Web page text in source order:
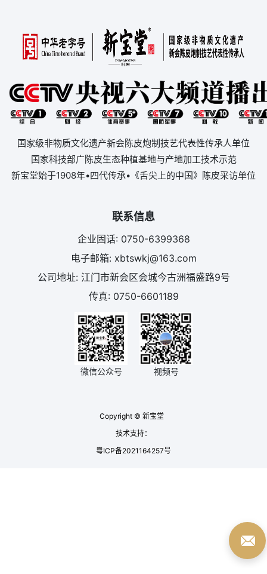
国家级非物质文化遗产新会陈皮炮制技艺代表性传承人单位
国家科技部广陈皮生态种植基地与产地加工技术示范
新宝堂始于1908年•四代传承•《舌尖上的中国》陈皮采访单位
联系信息
企业固话: 0750-6399368
电子邮箱: xbtswkj@163.com
公司地址: 江门市新会区会城今古洲福盛路9号
传真: 0750-6601189
微信公众号 视频号
Copyright © 新宝堂
技术支持：
粤ICP备2021164257号